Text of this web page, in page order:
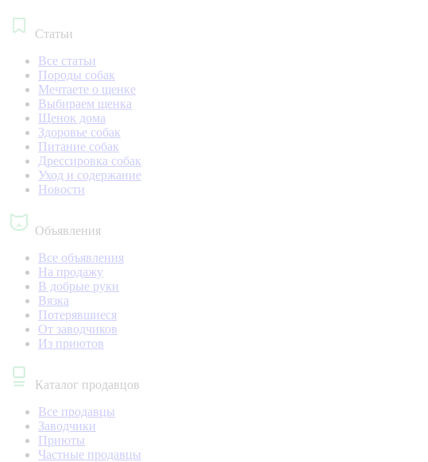
Статьи
Все статьи
Породы собак
Мечтаете о щенке
Выбираем щенка
Щенок дома
Здоровье собак
Питание собак
Дрессировка собак
Уход и содержание
Новости
Объявления
Все объявления
На продажу
В добрые руки
Вязка
Потерявшиеся
От заводчиков
Из приютов
Каталог продавцов
Все продавцы
Заводчики
Приюты
Частные продавцы